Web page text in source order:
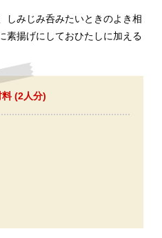
しみじみ呑みたいときのよき相
素揚げにしておひたしに加える
料 (2人分)